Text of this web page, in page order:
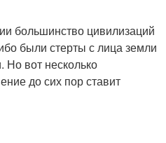
большинство цивилизаций
были стерты с лица земли
Но вот несколько
до сих пор ставит